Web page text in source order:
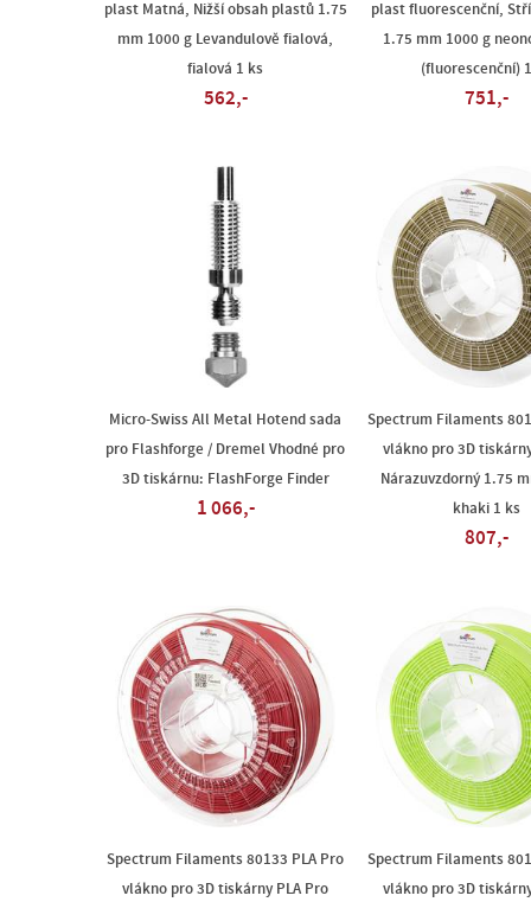
plast Matná, Nižší obsah plastů 1.75
mm 1000 g Levandulově fialová,
fialová 1 ks
562,-
plast fluorescenční,
1.75 mm 1000 g
(fluorescenční)
751,-
Micro-Swiss All Metal Hotend sada
pro Flashforge / Dremel Vhodné pro
3D tiskárnu: FlashForge Finder
1 066,-
Spectrum Filaments
vlákno pro 3D
Nárazuvzdorný 1.75
khaki 1 ks
807,-
Spectrum Filaments 80133 PLA Pro
vlákno pro 3D tiskárny PLA Pro
Spectrum Filaments
vlákno pro 3D